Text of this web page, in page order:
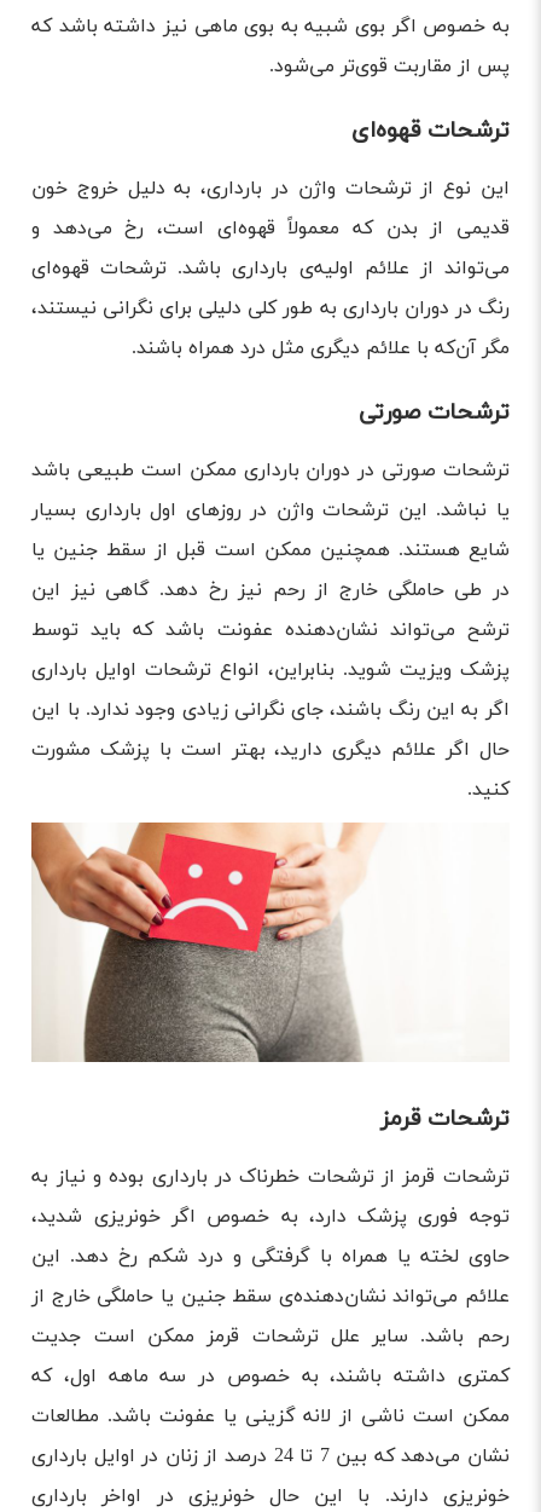
به خصوص اگر بوی شبیه به بوی ماهی نیز داشته باشد که
پس از مقاربت قوی‌تر می‌شود.
ترشحات قهوه‌ای
این نوع از ترشحات واژن در بارداری، به دلیل خروج خون
قدیمی از بدن که معمولاً قهوه‌ای است، رخ می‌دهد و
می‌تواند از علائم اولیه‌ی بارداری باشد. ترشحات قهوه‌ای
رنگ در دوران بارداری به طور کلی دلیلی برای نگرانی نیستند،
مگر آن‌که با علائم دیگری مثل درد همراه باشند.
ترشحات صورتی
ترشحات صورتی در دوران بارداری ممکن است طبیعی باشد
یا نباشد. این ترشحات واژن در روزهای اول بارداری بسیار
شایع هستند. همچنین ممکن است قبل از سقط جنین یا
در طی حاملگی خارج از رحم نیز رخ دهد. گاهی نیز این
ترشح می‌تواند نشان‌دهنده عفونت باشد که باید توسط
پزشک ویزیت شوید. بنابراین، انواع ترشحات اوایل بارداری
اگر به این رنگ باشند، جای نگرانی زیادی وجود ندارد. با این
حال اگر علائم دیگری دارید، بهتر است با پزشک مشورت
کنید.
ترشحات قرمز
ترشحات قرمز از ترشحات خطرناک در بارداری بوده و نیاز به
توجه فوری پزشک دارد، به خصوص اگر خونریزی شدید،
حاوی لخته یا همراه با گرفتگی و درد شکم رخ دهد. این
علائم می‌تواند نشان‌دهنده‌ی سقط جنین یا حاملگی خارج از
رحم باشد. سایر علل ترشحات قرمز ممکن است جدیت
کمتری داشته باشند، به خصوص در سه ماهه اول، که
ممکن است ناشی از لانه گزینی یا عفونت باشد. مطالعات
نشان می‌دهد که بین 7 تا 24 درصد از زنان در اوایل بارداری
خونریزی دارند. با این حال خونریزی در اواخر بارداری